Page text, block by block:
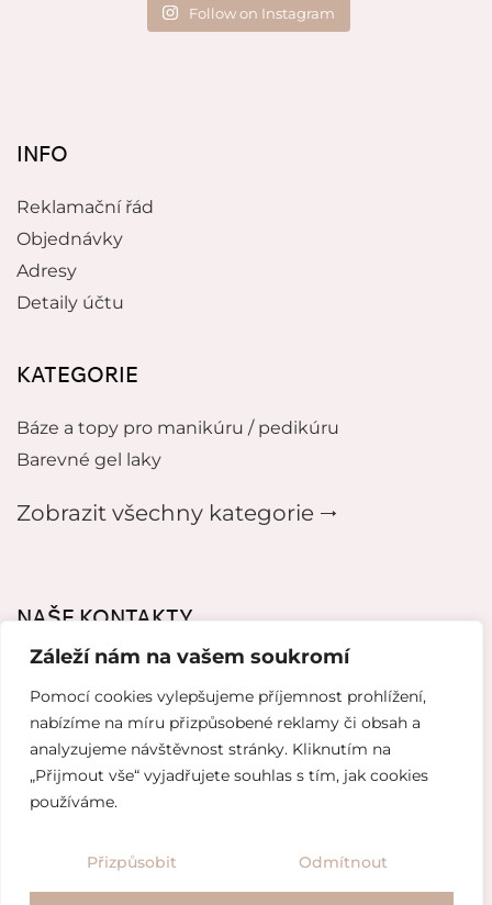
Záleží nám na vašem soukromí
Pomocí cookies vylepšujeme příjemnost prohlížení,
nabízíme na míru přizpůsobené reklamy či obsah a
analyzujeme návštěvnost stránky. Kliknutím na
„Přijmout vše“ vyjadřujete souhlas s tím, jak cookies
používáme.
Přizpůsobit Odmítnout
Follow on Instagram
INFO
Reklamační řád
Objednávky
Adresy
Detaily účtu
KATEGORIE
Báze a topy pro manikúru / pedikúru
Barevné gel laky
Zobrazit všechny kategorie 🠂
NAŠE KONTAKTY
mikeladzebeauty@gmail.com
+420 776627318
U Pergamenky 12, Praha 7